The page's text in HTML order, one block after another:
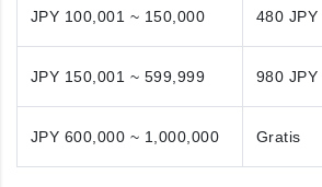
JPY 100,001 ~ 150,000 480 JPY
JPY 150,001 ~ 599,999 980 JPY
JPY 600,000 ~ 1,000,000 Gratis